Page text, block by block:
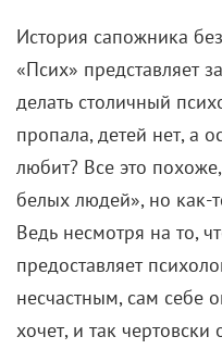
История сапожника
«Псих» представляет
делать столичный
пропала, детей нет, а
любит? Все это
белых людей», но как-
Ведь несмотря на то,
предоставляет
несчастным, сам себе
хочет, и так чертовски